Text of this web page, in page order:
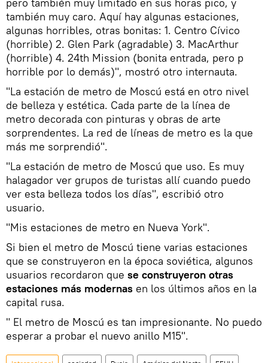
pero también muy limitado en sus horas pico, y
también muy caro. Aquí hay algunas estaciones,
algunas horribles, otras bonitas: 1. Centro Cívico
(horrible) 2. Glen Park (agradable) 3. MacArthur
(horrible) 4. 24th Mission (bonita entrada, pero p
horrible por lo demás)", mostró otro internauta.
"La estación de metro de Moscú está en otro nivel
de belleza y estética. Cada parte de la línea de
metro decorada con pinturas y obras de arte
sorprendentes. La red de líneas de metro es la que
más me sorprendió".
"La estación de metro de Moscú que uso. Es muy
halagador ver grupos de turistas allí cuando puedo
ver esta belleza todos los días", escribió otro
usuario.
"Mis estaciones de metro en Nueva York".
Si bien el metro de Moscú tiene varias estaciones
que se construyeron en la época soviética, algunos
usuarios recordaron que se construyeron otras
estaciones más modernas en los últimos años en la
capital rusa.
" El metro de Moscú es tan impresionante. No puedo
esperar a probar el nuevo anillo M15".